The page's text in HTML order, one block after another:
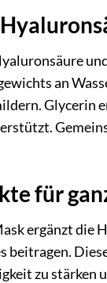
an
Glycerin
für
ergänzt
beitragen.
zu stärken